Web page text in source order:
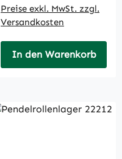
Preise exkl. MwSt. zzgl.
Versandkosten
In den Warenkorb